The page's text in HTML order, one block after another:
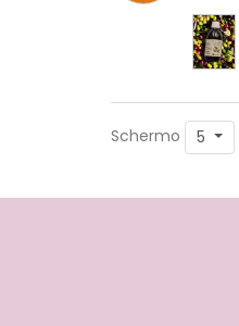
Schermo 5